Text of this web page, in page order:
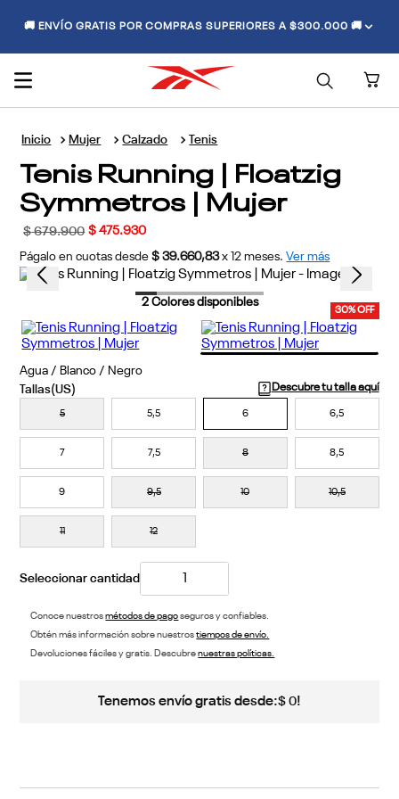
🚚 ENVÍO GRATIS POR COMPRAS SUPERIORES A $300.000 🚚
Mujer Calzado Tenis
Tenis Running | Floatzig
Symmetros | Mujer
$ 679.900 $ 475.930
Págalo en cuotas desde $ 39.660,83 x 12 meses. Ver más
30% OFF
2Colores disponibles
Agua / Blanco / Negro
Descubre tu talla aquí
5 5,5 6 6,5
7 7,5 8 8,5
9 9,5 10 10,5
11 12
Conoce nuestrosmétodos de pagoseguros y confiables.
Obtén más información sobre nuestrostiempos de envío.
Devoluciones fáciles y gratis. Descubrenuestras políticas.
Tenemos envío gratis desde:$ 0!